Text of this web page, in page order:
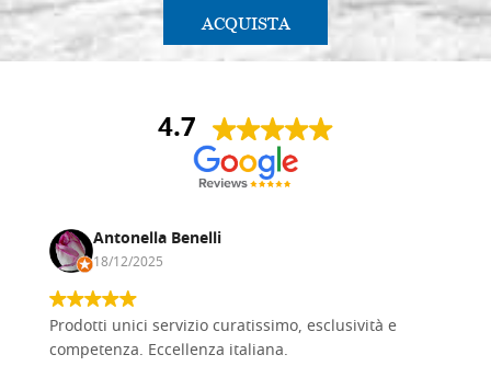
ACQUISTA
4.7
Antonella Benelli
18/12/2025
Prodotti unici servizio curatissimo, esclusività e
competenza. Eccellenza italiana.